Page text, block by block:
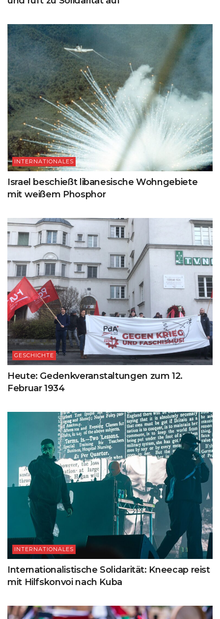
INTERNATIONALES
Israel beschießt libanesische Wohngebiete
mit weißem Phosphor
GESCHICHTE
Heute: Gedenkveranstaltungen zum 12.
Februar 1934
INTERNATIONALES
Internationalistische Solidarität: Kneecap reist
mit Hilfskonvoi nach Kuba